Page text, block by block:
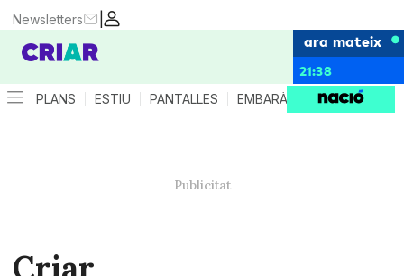
|
Newsletters
ara mateix
21:38
PLANS ESTIU PANTALLES EMBARÀS CRIANÇA